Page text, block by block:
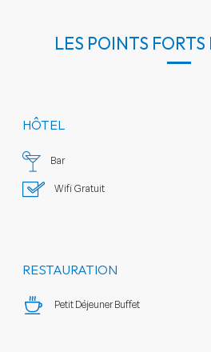
LES POINTS
HÔTEL
Bar
Wifi Gratuit
RESTAURATION
Petit Déjeuner Buffet